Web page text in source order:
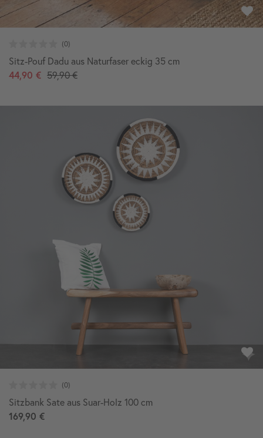
Sitz-Pouf Dadu aus Naturfaser eckig 35 cm
44,90 € 59,90 €
Sitzbank Sate aus Suar-Holz 100 cm
169,90 €